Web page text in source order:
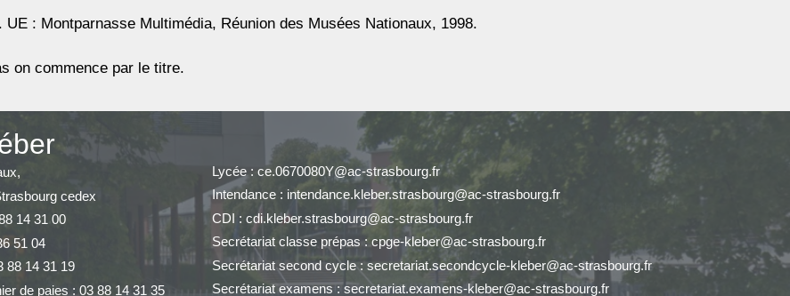
: Montparnasse Multimédia, Réunion des Musées Nationaux, 1998.
on commence par le titre.
cedex
14 31 00
51 04
88 14 31 19
de paies : 03 88 14 31 35
Lycée : ce.0670080Y@ac-strasbourg.fr
Intendance : intendance.kleber.strasbourg@ac-strasbourg.fr
CDI : cdi.kleber.strasbourg@ac-strasbourg.fr
Secrétariat classe prépas : cpge-kleber@ac-strasbourg.fr
Secrétariat second cycle : secretariat.secondcycle-kleber@ac-strasbourg.fr
Secrétariat examens : secretariat.examens-kleber@ac-strasbourg.fr